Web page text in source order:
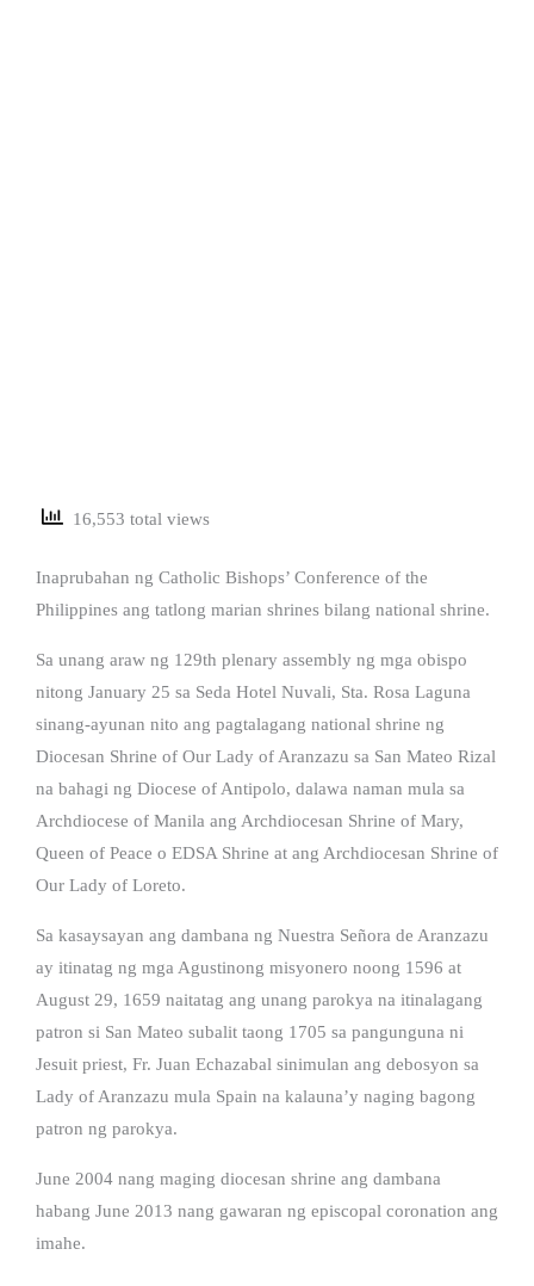
16,553 total views
Inaprubahan ng Catholic Bishops’ Conference of the
Philippines ang tatlong marian shrines bilang national shrine.
Sa unang araw ng 129th plenary assembly ng mga obispo
nitong January 25 sa Seda Hotel Nuvali, Sta. Rosa Laguna
sinang-ayunan nito ang pagtalagang national shrine ng
Diocesan Shrine of Our Lady of Aranzazu sa San Mateo Rizal
na bahagi ng Diocese of Antipolo, dalawa naman mula sa
Archdiocese of Manila ang Archdiocesan Shrine of Mary,
Queen of Peace o EDSA Shrine at ang Archdiocesan Shrine of
Our Lady of Loreto.
Sa kasaysayan ang dambana ng Nuestra Señora de Aranzazu
ay itinatag ng mga Agustinong misyonero noong 1596 at
August 29, 1659 naitatag ang unang parokya na itinalagang
patron si San Mateo subalit taong 1705 sa pangunguna ni
Jesuit priest, Fr. Juan Echazabal sinimulan ang debosyon sa
Lady of Aranzazu mula Spain na kalauna’y naging bagong
patron ng parokya.
June 2004 nang maging diocesan shrine ang dambana
habang June 2013 nang gawaran ng episcopal coronation ang
imahe.